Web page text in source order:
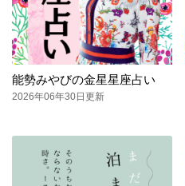
能勢みやびの金星星座占い
2026年06年30日更新